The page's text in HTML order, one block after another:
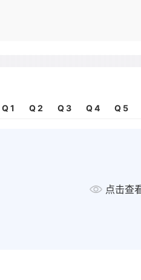
Q 1 Q 2 Q 3 Q 4 Q 5
点击查